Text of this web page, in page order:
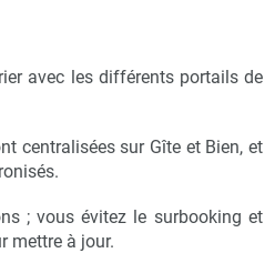
avec les différents portails de
centralisées sur Gîte et Bien, et
; vous évitez le surbooking et
mettre à jour.